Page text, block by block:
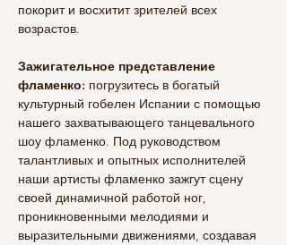
покорит и восхитит зрителей всех
возрастов.
Зажигательное представление
фламенко: погрузитесь в богатый
культурный гобелен Испании с помощью
нашего захватывающего танцевального
шоу фламенко. Под руководством
талантливых и опытных исполнителей
наши артисты фламенко зажгут сцену
своей динамичной работой ног,
проникновенными мелодиями и
выразительными движениями, создавая